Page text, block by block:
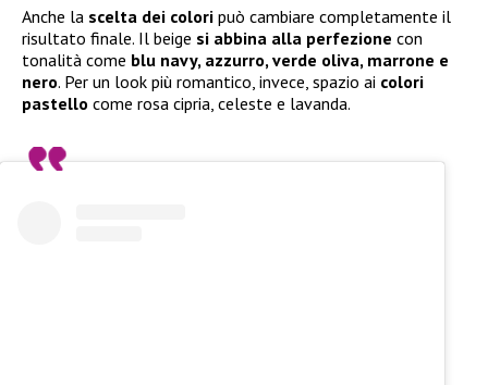
Anche la scelta dei colori può cambiare completamente il
risultato finale. Il beige si abbina alla perfezione con
tonalità come blu navy, azzurro, verde oliva, marrone e
nero. Per un look più romantico, invece, spazio ai colori
pastello come rosa cipria, celeste e lavanda.